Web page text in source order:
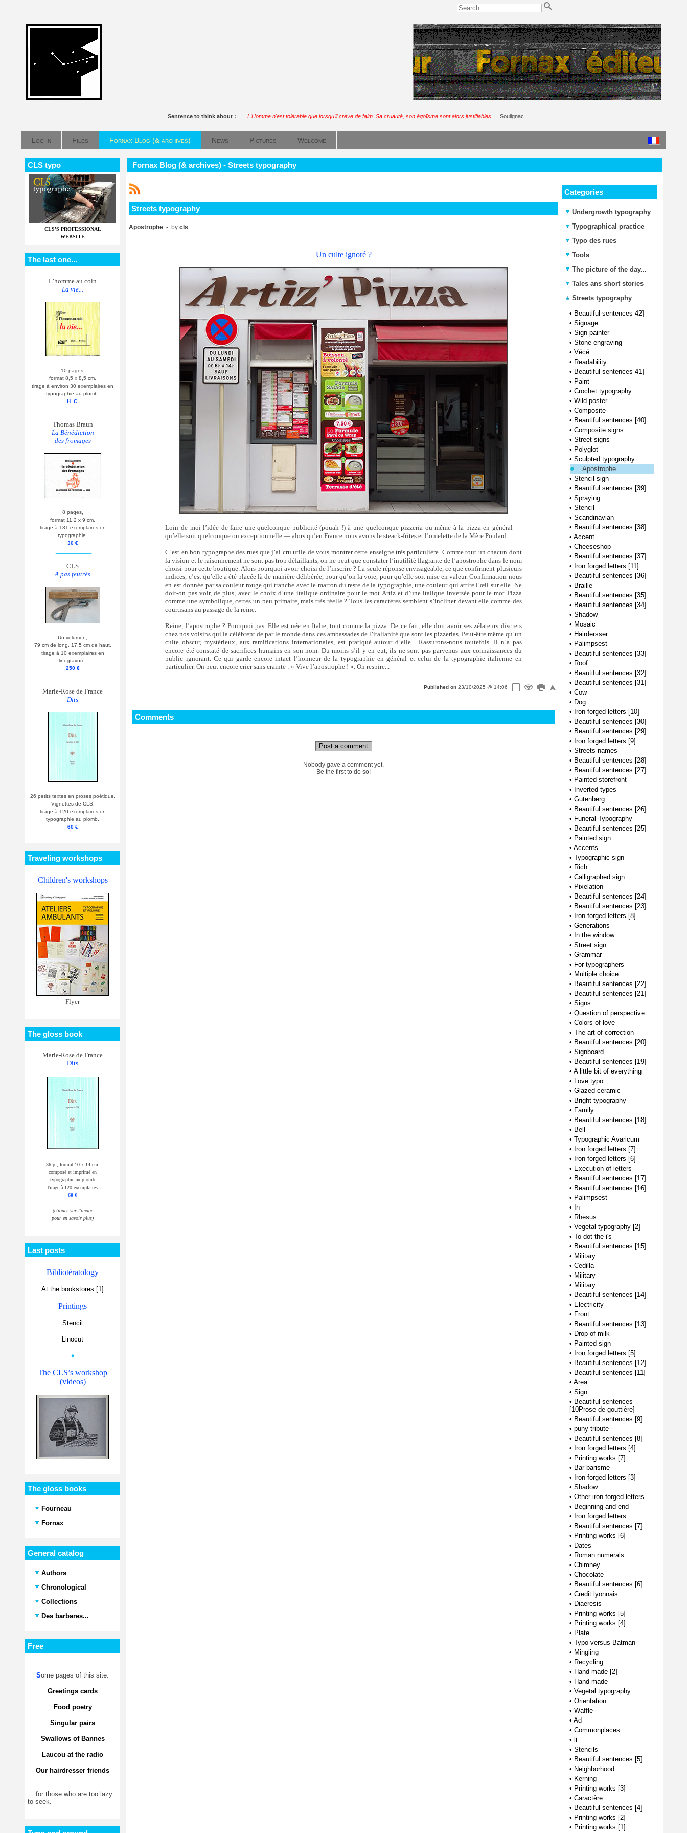
Sentence to think about : L'Homme n'est tolérable que lorsqu'il crève de faim. Sa cruauté, son égoïsme sont alors justifiables. Soulignac
Log in Files Fornax Blog (& archives) News Pictures Welcome
CLS typo
CLS'S PROFESSIONAL
WEBSITE
The last one...
L’homme au coin
La vie...
10 pages,
format 8,5 x 8,5 cm.
tirage à environ 30 exemplaires en
typographie au plomb.
H. C.
Thomas Braun
La Bénédiction
des fromages
8 pages,
format 11,2 x 9 cm.
tirage à 131 exemplaires en
typographie.
30 €
CLS
A pas feutrés
Un volumen,
79 cm de long, 17,5 cm de haut.
tirage à 10 exemplaires en
linogravure.
250 €
Marie-Rose de France
Dits
26 petits textes en proses poétique.
Vignettes de CLS.
tirage à 120 exemplaires en
typographie au plomb.
60 €
Traveling workshops
Children's workshops
Flyer
The gloss book
Marie-Rose de France
Dits
36 p., format 10 x 14 cm.
composé et imprimé en
typographie au plomb
Tirage à 120 exemplaires.
60 €
(cliquer sur l'image
pour en savoir plus)
Last posts
Bibliotératology
At the bookstores [1]
Printings
Stencil
Linocut
—♦—
The CLS’s workshop
(videos)
The gloss books
Fourneau
Fornax
General catalog
Authors
Chronological
Collections
Des barbares...
Free
Some pages of this site:
Greetings cards
Food poetry
Singular pairs
Swallows of Bannes
Laucou at the radio
Our hairdresser friends
... for those who are too lazy
to seek.
Fornax Blog (& archives) - Streets typography
Streets typography
Apostrophe - by cls
Un culte ignoré ?
Loin de moi l’idée de faire une quelconque publicité (pouah !) à une quelconque pizzeria ou même à la pizza en général —
qu’elle soit quelconque ou exceptionnelle — alors qu’en France nous avons le steack-frites et l’omelette de la Mère Poulard.
C’est en bon typographe des rues que j’ai cru utile de vous montrer cette enseigne très particulière. Comme tout un chacun dont
la vision et le raisonnement ne sont pas trop défaillants, on ne peut que constater l’inutilité flagrante de l’apostrophe dans le nom
choisi pour cette boutique. Alors pourquoi avoir choisi de l’inscrire ? La seule réponse envisageable, ce que confirment plusieurs
indices, c’est qu’elle a été placée là de manière délibérée, pour qu’on la voie, pour qu’elle soit mise en valeur. Confirmation nous
en est donnée par sa couleur rouge qui tranche avec le marron du reste de la typographie, une couleur qui attire l’œil sur elle. Ne
doit-on pas voir, de plus, avec le choix d’une italique ordinaire pour le mot Artiz et d’une italique inversée pour le mot Pizza
comme une symbolique, certes un peu primaire, mais très réelle ? Tous les caractères semblent s’incliner devant elle comme des
courtisans au passage de la reine.
Reine, l’apostrophe ? Pourquoi pas. Elle est née en Italie, tout comme la pizza. De ce fait, elle doit avoir ses zélateurs discrets
chez nos voisins qui la célèbrent de par le monde dans ces ambassades de l’italianité que sont les pizzerias. Peut-être même qu’un
culte obscur, mystérieux, aux ramifications internationales, est pratiqué autour d’elle... Rassurons-nous toutefois. Il n’a pas
encore été constaté de sacrifices humains en son nom. Du moins s’il y en eut, ils ne sont pas parvenus aux connaissances du
public ignorant. Ce qui garde encore intact l’honneur de la typographie en général et celui de la typographie italienne en
particulier. On peut encore crier sans crainte : « Vive l’apostrophe ! ». On respire...
Published on 23/10/2025 @ 14:06
Comments
Post a comment
Nobody gave a comment yet.
Be the first to do so!
Categories
Undergrowth typography
Typographical practice
Typo des rues
Tools
The picture of the day...
Tales ans short stories
Streets typography
• Beautiful sentences 42]
• Signage
• Sign painter
• Stone engraving
• Vécé
• Readability
• Beautiful sentences 41]
• Paint
• Crochet typography
• Wild poster
• Composite
• Beautiful sentences [40]
• Composite signs
• Street signs
• Polyglot
• Sculpted typography
Apostrophe
• Stencil-sign
• Beautiful sentences [39]
• Spraying
• Stencil
• Scandinavian
• Beautiful sentences [38]
• Accent
• Cheeseshop
• Beautiful sentences [37]
• Iron forged letters [11]
• Beautiful sentences [36]
• Braille
• Beautiful sentences [35]
• Beautiful sentences [34]
• Shadow
• Mosaic
• Hairdersser
• Palimpsest
• Beautiful sentences [33]
• Roof
• Beautiful sentences [32]
• Beautiful sentences [31]
• Cow
• Dog
• Iron forged letters [10]
• Beautiful sentences [30]
• Beautiful sentences [29]
• Iron forged letters [9]
• Streets names
• Beautiful sentences [28]
• Beautiful sentences [27]
• Painted storefront
• Inverted types
• Gutenberg
• Beautiful sentences [26]
• Funeral Typography
• Beautiful sentences [25]
• Painted sign
• Accents
• Typographic sign
• Rich
• Calligraphed sign
• Pixelation
• Beautiful sentences [24]
• Beautiful sentences [23]
• Iron forged letters [8]
• Generations
• In the window
• Street sign
• Grammar
• For typographers
• Multiple choice
• Beautiful sentences [22]
• Beautiful sentences [21]
• Signs
• Question of perspective
• Colors of love
• The art of correction
• Beautiful sentences [20]
• Signboard
• Beautiful sentences [19]
• A little bit of everything
• Love typo
• Glazed ceramic
• Bright typography
• Family
• Beautiful sentences [18]
• Bell
• Typographic Avaricum
• Iron forged letters [7]
• Iron forged letters [6]
• Execution of letters
• Beautiful sentences [17]
• Beautiful sentences [16]
• Palimpsest
• In
• Rhesus
• Vegetal typography [2]
• To dot the i's
• Beautiful sentences [15]
• Military
• Cedilla
• Military
• Military
• Beautiful sentences [14]
• Electricity
• Front
• Beautiful sentences [13]
• Drop of milk
• Painted sign
• Iron forged letters [5]
• Beautiful sentences [12]
• Beautiful sentences [11]
• Area
• Sign
• Beautiful sentences
[10Prose de gouttière]
• Beautiful sentences [9]
• puny tribute
• Beautiful sentences [8]
• Iron forged letters [4]
• Printing works [7]
• Bar-barisme
• Iron forged letters [3]
• Shadow
• Other iron forged letters
• Beginning and end
• Iron forged letters
• Beautiful sentences [7]
• Printing works [6]
• Dates
• Roman numerals
• Chimney
• Chocolate
• Beautiful sentences [6]
• Credit lyonnais
• Diaeresis
• Printing works [5]
• Printing works [4]
• Plate
• Typo versus Batman
• Mingling
• Recycling
• Hand made [2]
• Hand made
• Vegetal typography
• Orientation
• Waffle
• Ad
• Commonplaces
• li
• Stencils
• Beautiful sentences [5]
• Neighborhood
• Kerning
• Printing works [3]
• Caractère
• Beautiful sentences [4]
• Printing works [2]
• Printing works [1]